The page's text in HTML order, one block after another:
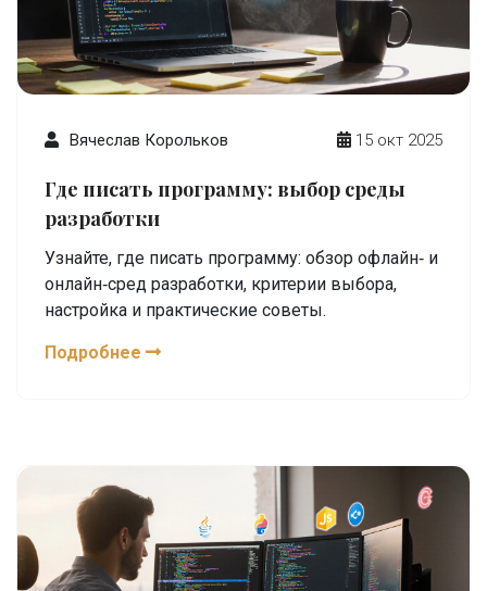
Вячеслав Корольков 15 окт 2025
Где писать программу: выбор среды
разработки
Узнайте, где писать программу: обзор офлайн‑ и
онлайн‑сред разработки, критерии выбора,
настройка и практические советы.
Подробнее